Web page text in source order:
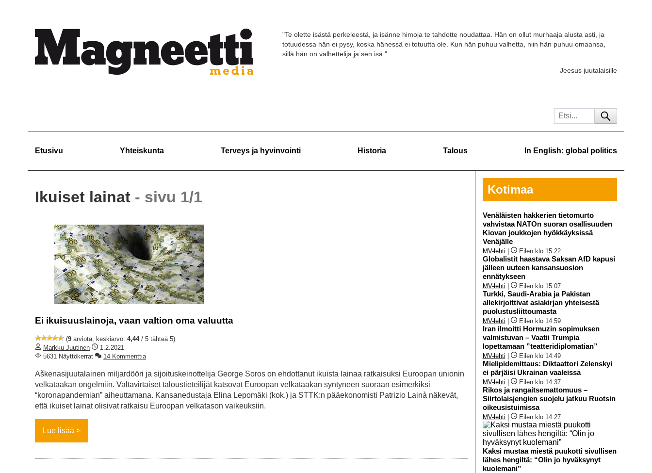
"Te olette isästä perkeleestä, ja isänne himoja te tahdotte noudattaa. Hän on ollut murhaaja alusta asti, ja
totuudessa hän ei pysy, koska hänessä ei totuutta ole. Kun hän puhuu valhetta, niin hän puhuu omaansa,
sillä hän on valhettelija ja sen isä."
Jeesus juutalaisille
Etusivu Yhteiskunta Terveys ja hyvinvointi Historia Talous In English: global politics
Ikuiset lainat - sivu 1/1
Ei ikuisuuslainoja, vaan valtion oma valuutta
(9 arviota, keskiarvo: 4,44/ 5 tähteä 5)
Markku Juutinen
1.2.2021
5631 Näyttökerrat
14 Kommenttia
Aškenasijuutalainen miljardööri ja sijoituskeinottelija George Soros on ehdottanut ikuista lainaa ratkaisuksi Euroopan unionin
velkataakan ongelmiin. Valtavirtaiset taloustieteilijät katsovat Euroopan velkataakan syntyneen suoraan esimerkiksi
“koronapandemian” aiheuttamana. Kansanedustaja Elina Lepomäki (kok.) ja STTK:n pääekonomisti Patrizio Lainà näkevät,
että ikuiset lainat olisivat ratkaisu Euroopan velkatason vaikeuksiin.
Lue lisää
Kotimaa
Venäläisten hakkerien tietomurto
vahvistaa NATOn suoran osallisuuden
Kiovan joukkojen hyökkäyksissä
Venäjälle
MV-lehti Eilen klo 15:22
Globalistit haastava Saksan AfD kapusi
jälleen uuteen kansansuosion
ennätykseen
MV-lehti Eilen klo 15:07
Turkki, Saudi-Arabia ja Pakistan
allekirjoittivat asiakirjan yhteisestä
puolustusliittoumasta
MV-lehti Eilen klo 14:59
Iran ilmoitti Hormuzin sopimuksen
valmistuvan – Vaatii Trumpia
lopettamaan ”teatteridiplomatian”
MV-lehti Eilen klo 14:49
Mielipidemittaus: Diktaattori Zelenskyi
ei pärjäisi Ukrainan vaaleissa
MV-lehti Eilen klo 14:37
Rikos ja rangaitsemattomuus –
Siirtolaisjengien suojelu jatkuu Ruotsin
oikeusistuimissa
MV-lehti Eilen klo 14:27
Kaksi mustaa miestä puukotti sivullisen
lähes hengiltä: “Olin jo hyväksynyt
kuolemani”